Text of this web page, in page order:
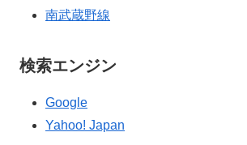
南武蔵野線
検索エンジン
Google
Yahoo! Japan